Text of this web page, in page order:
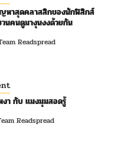
าสุดคลาสสิกของนักฟิสิกส์
นคนดูมางุนงงด้วยกัน
Readspread
า กับ แมงมุมสอดรู้
Readspread